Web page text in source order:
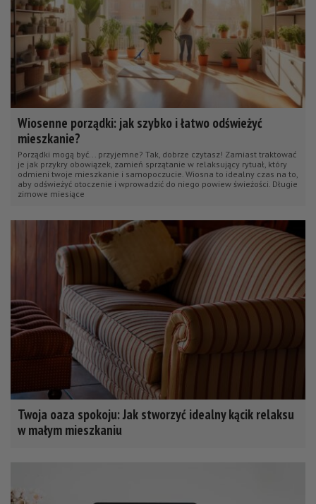
Wiosenne porządki: jak szybko i łatwo odświeżyć
mieszkanie?
Porządki mogą być... przyjemne? Tak, dobrze czytasz! Zamiast traktować
je jak przykry obowiązek, zamień sprzątanie w relaksujący rytuał, który
odmieni twoje mieszkanie i samopoczucie. Wiosna to idealny czas na to,
aby odświeżyć otoczenie i wprowadzić do niego powiew świeżości. Długie
zimowe miesiące
Twoja oaza spokoju: Jak stworzyć idealny kącik relaksu
w małym mieszkaniu